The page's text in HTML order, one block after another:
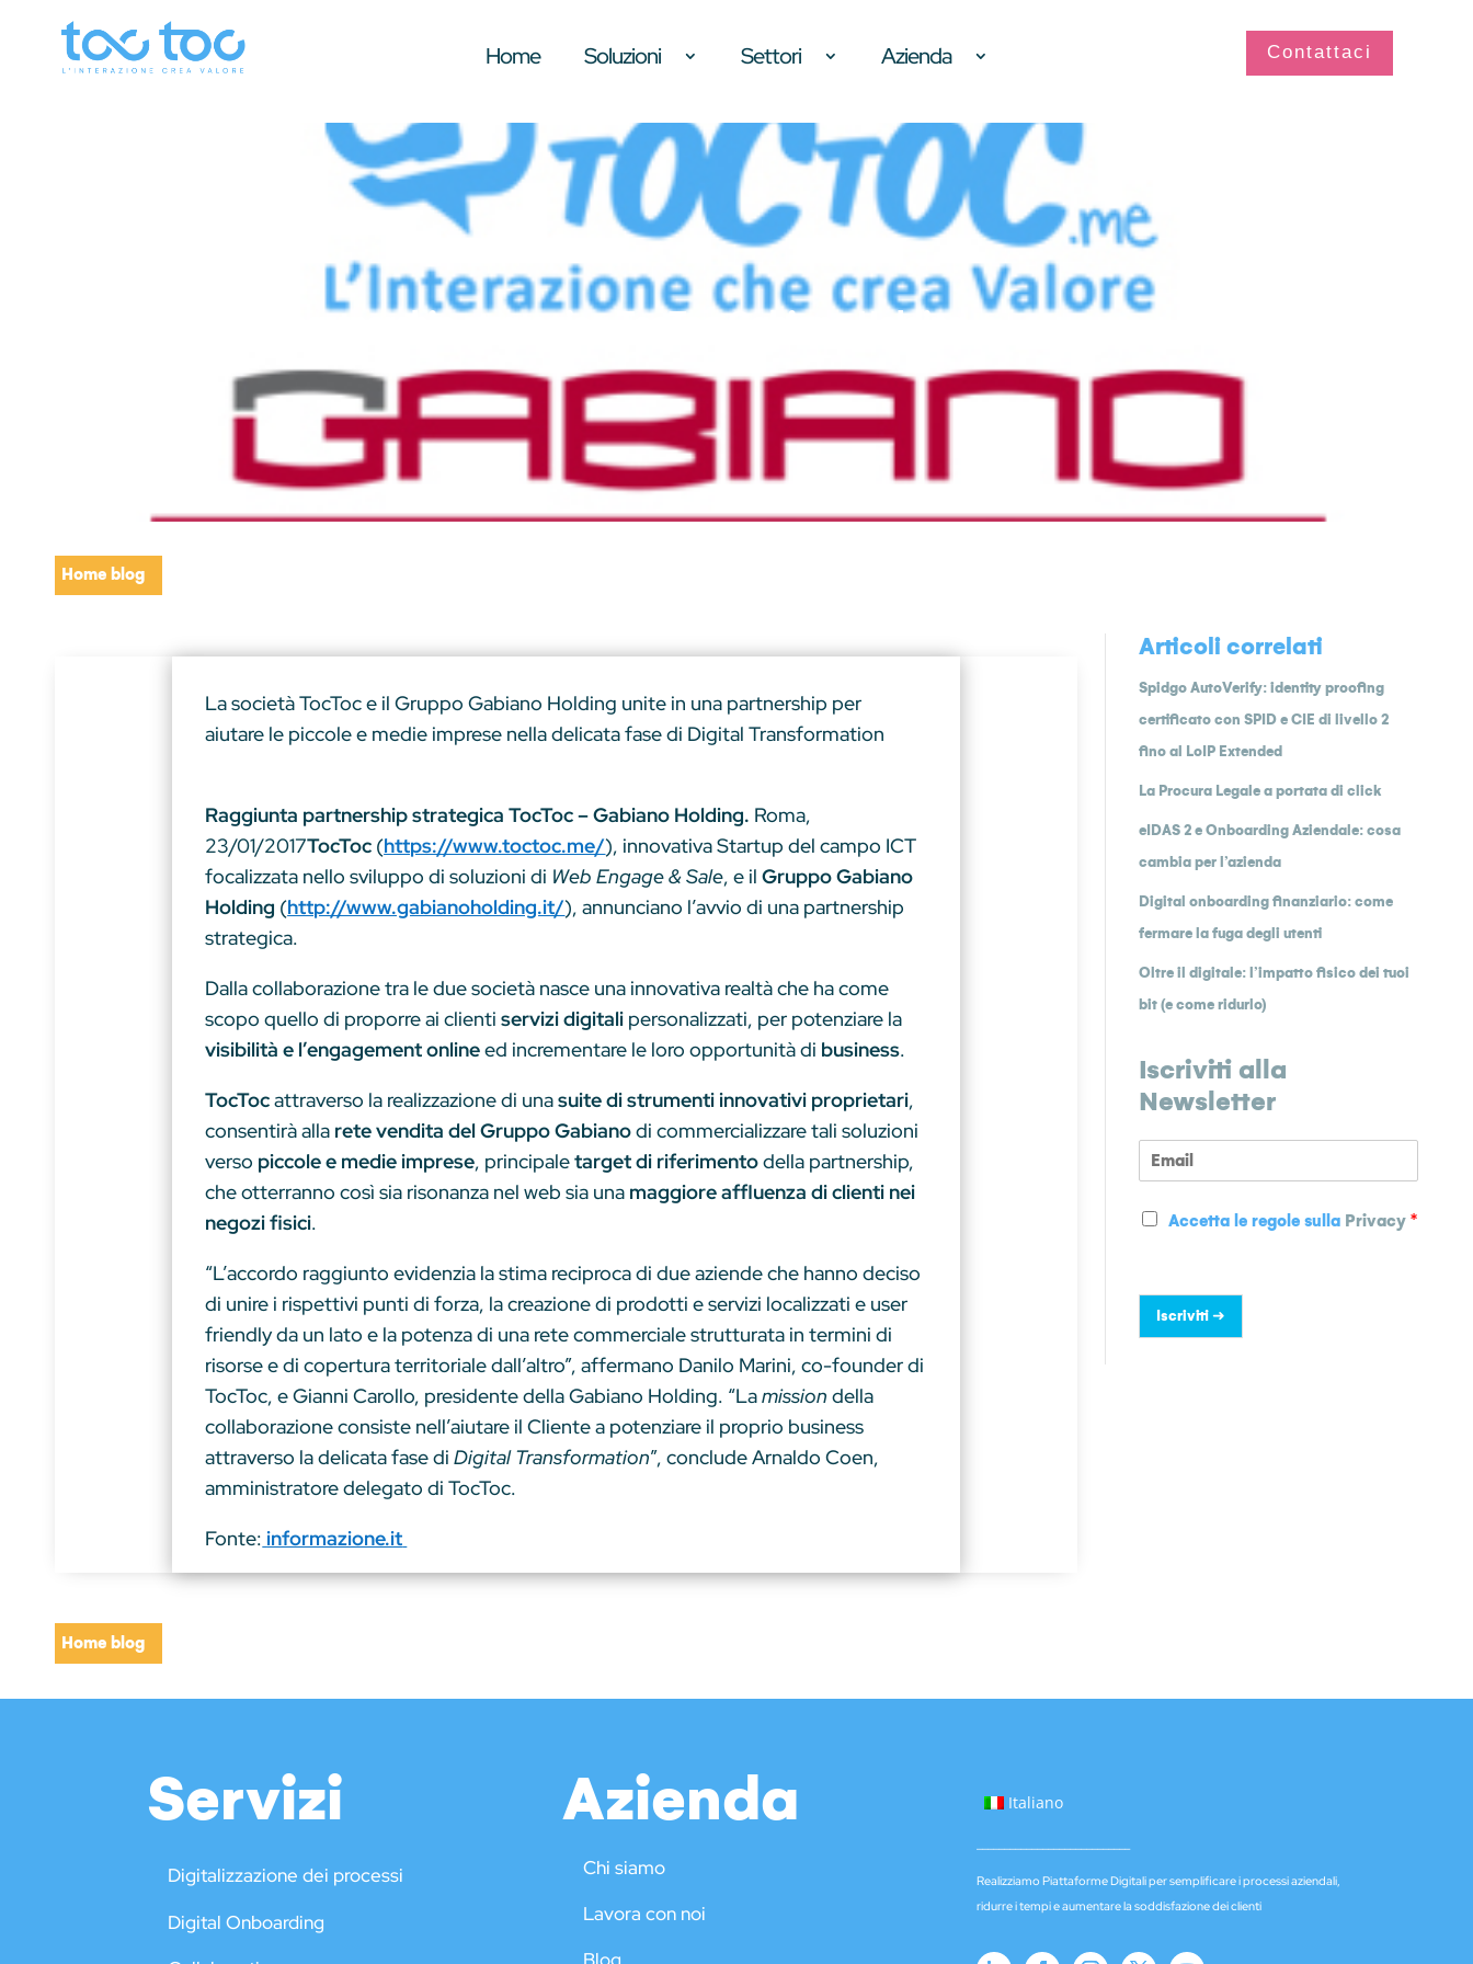
Home Soluzioni Settori Azienda Contattaci
Raggiunta partnership strategica TocToc Gabiano Holding
Home blog
La società TocToc e il Gruppo Gabiano Holding unite in una partnership per
aiutare le piccole e medie imprese nella delicata fase di Digital Transformation
Raggiunta partnership strategica TocToc – Gabiano Holding. Roma,
23/01/2017TocToc (https://www.toctoc.me/), innovativa Startup del campo ICT
focalizzata nello sviluppo di soluzioni di Web Engage & Sale, e ilGruppoGabiano
Holding (http://www.gabianoholding.it/), annunciano l’avvio di una partnership
strategica.
Dalla collaborazione tra le due società nasce una innovativa realtà che ha come
scopo quello di proporre ai clientiservizi digitali personalizzati, per potenziare la
visibilità e l’engagement onlineed incrementare le loro opportunità di business.
TocTocattraverso la realizzazione di unasuite di strumenti innovativi proprietari,
consentirà alla rete vendita del Gruppo Gabianodi commercializzare tali soluzioni
verso piccole e medie imprese, principaletarget di riferimentodella partnership,
che otterranno così sia risonanza nel web sia una maggiore affluenza di clienti nei
negozi fisici.
“L’accordo raggiunto evidenzia la stima reciproca di due aziende che hanno deciso
di unire i rispettivi punti di forza, la creazione di prodotti e servizi localizzati e user
friendly da un lato e la potenza di una rete commerciale strutturata in termini di
risorse e di copertura territoriale dall’altro”, affermano Danilo Marini, co-founder di
TocToc, e Gianni Carollo, presidente della Gabiano Holding. “Lamissiondella
collaborazione consiste nell’aiutare il Cliente a potenziare il proprio business
attraverso la delicata fase diDigital Transformation”, conclude Arnaldo Coen,
amministratore delegato di TocToc.
Fonte: informazione.it
Articoli correlati
Spidgo AutoVerify: identity proofing
certificato con SPID e CIE di livello 2
fino al LoIP Extended
La Procura Legale a portata di click
eIDAS 2 e Onboarding Aziendale: cosa
cambia per l’azienda
Digital onboarding finanziario: come
fermare la fuga degli utenti
Oltre il digitale: l’impatto fisico dei tuoi
bit (e come ridurlo)
Iscriviti alla
Newsletter
P
a
y
Accetta le regole sulla Privacy *
Iscriviti ➜
Home blog
Servizi
Digitalizzazione dei processi
Digital Onboarding
Azienda
Chi siamo
Lavora con noi
Italiano
Realizziamo Piattaforme Digitali per semplificare i processi aziendali,
ridurre i tempi e aumentare la soddisfazione dei clienti